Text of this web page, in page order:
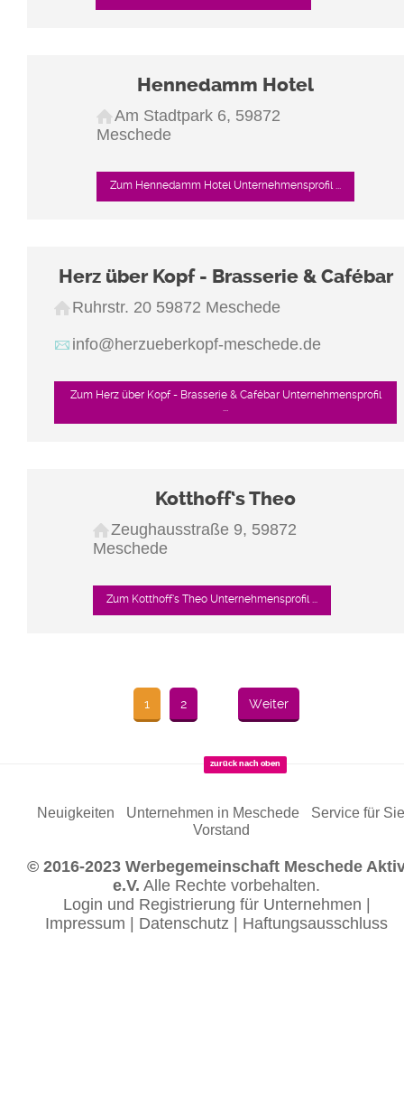
Hennedamm Hotel
Am Stadtpark 6, 59872
Meschede
Zum Hennedamm Hotel Unternehmensprofil ...
Herz über Kopf - Brasserie & Cafébar
Ruhrstr. 20 59872 Meschede
info@herzueberkopf-meschede.de
Zum Herz über Kopf - Brasserie & Cafébar Unternehmensprofil
...
Kotthoff‘s Theo
Zeughausstraße 9, 59872
Meschede
Zum Kotthoff‘s Theo Unternehmensprofil ...
1 2 Weiter
zurück nach oben
Neuigkeiten Unternehmen in Meschede
Service für Sie
Vorstand
© 2016-2023 Werbegemeinschaft Meschede
e.V. Alle Rechte vorbehalten.
Login und Registrierung für Unternehmen
Impressum
Datenschutz Haftungsausschluss